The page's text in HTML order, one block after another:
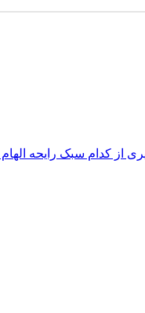
از کدام سبک رایحه الهام